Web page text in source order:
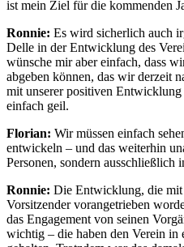
ist mein Ziel für die kommenden
Ronnie: Es wird sicherlich auch
Delle in der Entwicklung des
wünsche mir aber einfach, dass
abgeben können, das wir derzeit
mit unserer positiven
einfach geil.
Florian: Wir müssen einfach
entwickeln – und das weiterhin
Personen, sondern ausschließlich
Ronnie: Die Entwicklung, die mit
Vorsitzender vorangetrieben
das Engagement von seinen
wichtig – die haben den Verein in